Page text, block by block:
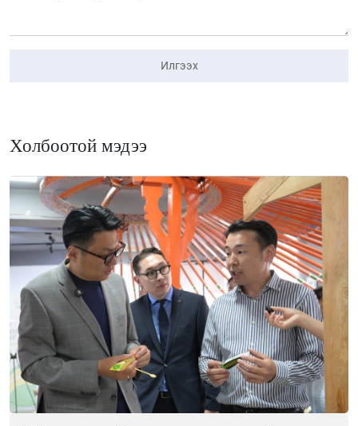
Илгээх
Холбоотой мэдээ